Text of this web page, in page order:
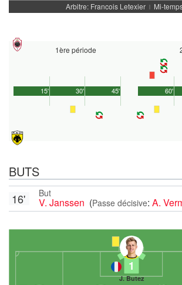
Arbitre: Francois Letexier | Mi-
1ère période
45'
15' 30' 60'
BUTS
But
V. Janssen (Passe décisive: A.
16'
1
J. Butez